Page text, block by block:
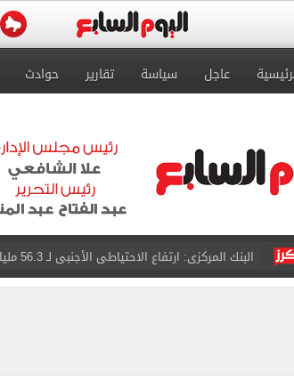
عاجل سياسة تقارير حوادث
البنك المركزى: ارتفاع الاحتياطى الأجنبى لـ 56.3 مليار دولار نهاية يوليو
29 ألف طالب سجلوا رغباتهم fتنسيق المرحلة الأولى للقبول بالجامعات حتى الآن
هل التربح من السوشيال ميديا حلال أم حرام؟..